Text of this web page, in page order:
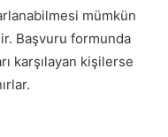
mümkün
Başvuru formunda
karşılayan kişilerse